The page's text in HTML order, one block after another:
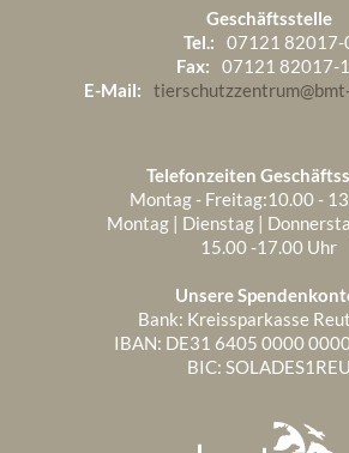
Geschäftsstelle
Tel.:
07121 82017-
Fax:
07121 82017-
E-Mail:
Telefonzeiten
Montag - Freitag:10.00 -
Montag | Dienstag |
15.00 -17.00 Uhr
Unsere
Bank: Kreissparkasse
IBAN: DE31 6405 0000
BIC: SOLADES1REU